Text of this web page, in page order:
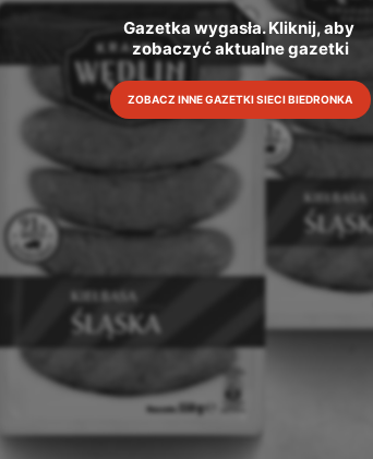
Gazetka wygasła. Kliknij, aby
zobaczyć aktualne gazetki
ZOBACZ INNE GAZETKI SIECI BIEDRONKA